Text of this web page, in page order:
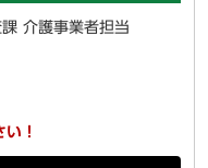
介護事業者担当
！